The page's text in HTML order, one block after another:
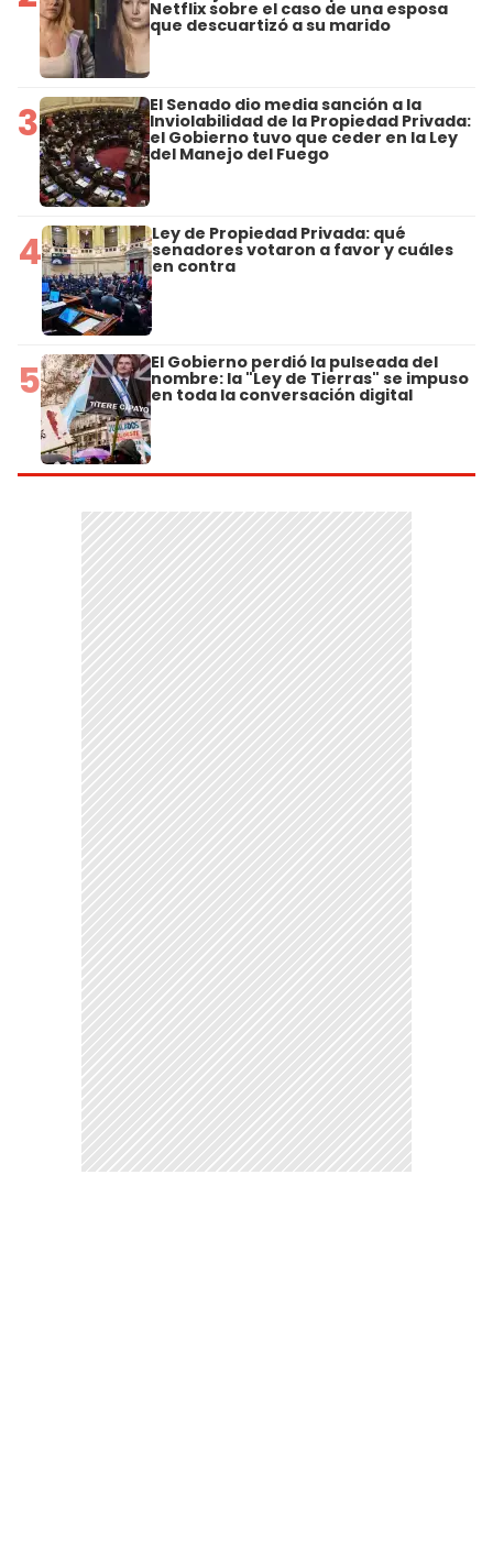
Netflix sobre el caso de una esposa
que descuartizó a su marido
3 El Senado dio media sanción a la
Inviolabilidad de la Propiedad Privada:
el Gobierno tuvo que ceder en la Ley
del Manejo del Fuego
4 Ley de Propiedad Privada: qué
senadores votaron a favor y cuáles
en contra
5 El Gobierno perdió la pulseada del
nombre: la "Ley de Tierras" se impuso
en toda la conversación digital